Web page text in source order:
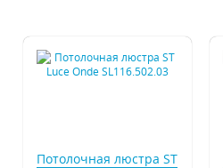
Потолочная люстра ST